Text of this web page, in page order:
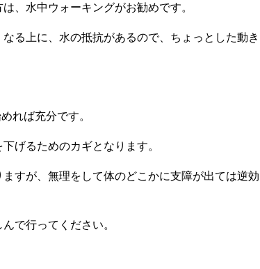
、水中ウォーキングがお勧めです。
る上に、水の抵抗があるので、ちょっとした動き
れば充分です。
げるためのカギとなります。
すが、無理をして体のどこかに支障が出ては逆効
で行ってください。